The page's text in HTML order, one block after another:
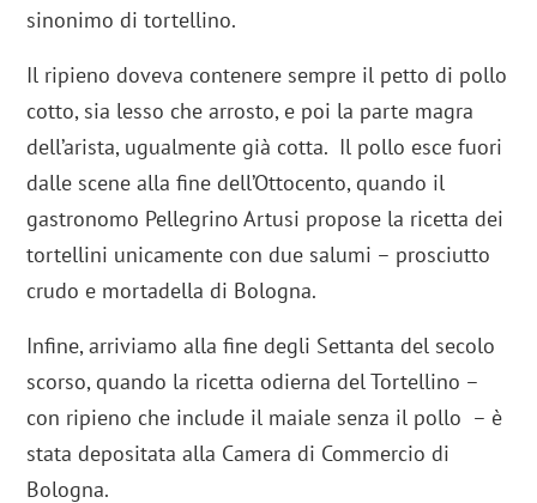
sinonimo di tortellino.
Il ripieno doveva contenere sempre il petto di pollo
cotto, sia lesso che arrosto, e poi la parte magra
dell’arista, ugualmente già cotta. Il pollo esce fuori
dalle scene alla fine dell’Ottocento, quando il
gastronomo Pellegrino Artusi propose la ricetta dei
tortellini unicamente con due salumi – prosciutto
crudo e mortadella di Bologna.
Infine, arriviamo alla fine degli Settanta del secolo
scorso, quando la ricetta odierna del Tortellino –
con ripieno che include il maiale senza il pollo – è
stata depositata alla Camera di Commercio di
Bologna.